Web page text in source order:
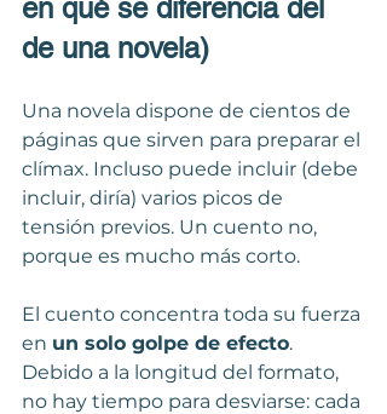
en qué se diferencia del
de una novela)
Una novela dispone de cientos de
páginas que sirven para preparar el
clímax. Incluso puede incluir (debe
incluir, diría) varios picos de
tensión previos. Un cuento no,
porque es mucho más corto.
El cuento concentra toda su fuerza
en un solo golpe de efecto.
Debido a la longitud del formato,
no hay tiempo para desviarse: cada